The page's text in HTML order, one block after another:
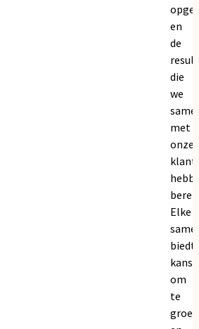
en
de
die
we
met
onze
Elke
biedt
om
te